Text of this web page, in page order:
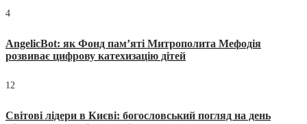
4
AngelicBot: як Фонд пам’яті Митрополита Мефодія
розвиває цифрову катехизацію дітей
12
Світові лідери в Києві: богословський погляд на день